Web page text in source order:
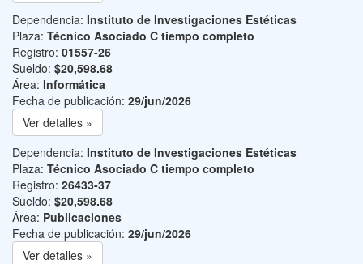
Dependencia: Instituto de Investigaciones Estéticas
Plaza: Técnico Asociado C tiempo completo
Registro: 01557-26
Sueldo: $20,598.68
Área: Informática
Fecha de publicación: 29/jun/2026
Ver detalles »
Dependencia: Instituto de Investigaciones Estéticas
Plaza: Técnico Asociado C tiempo completo
Registro: 26433-37
Sueldo: $20,598.68
Área: Publicaciones
Fecha de publicación: 29/jun/2026
Ver detalles »